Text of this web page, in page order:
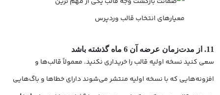
11. از مدت‌زمان عرضه آن 6 ماه گذشته باشد
سعی کنید نسخه اولیه قالب را خریداری نکنید. معمولاً قالب‌ها و
افزونه‌هایی که با نسخه اولیه منتشر می‌شوند دارای خطاها و باگ‌هایی